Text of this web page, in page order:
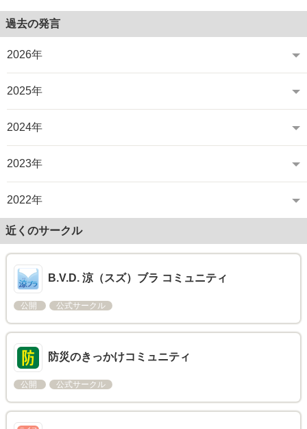
過去の発言
2026年
2025年
2024年
2023年
2022年
近くのサークル
B.V.D. 涼（スズ）ブラ コミュニティ
公開 公式サークル
防災のきっかけコミュニティ
公開 公式サークル